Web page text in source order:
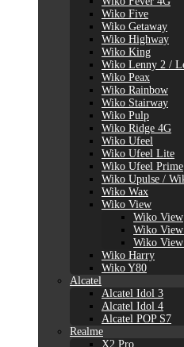
Wiko Five
Wiko Getaway
Wiko Highway
Wiko King
Wiko Lenny 2 /
Wiko Peax
Wiko Rainbow
Wiko Stairway
Wiko Pulp
Wiko Ridge 4G
Wiko Ufeel
Wiko Ufeel Lite
Wiko Ufeel Prime
Wiko Upulse /
Wiko Wax
Wiko View
Wiko View
Wiko
Wiko
Wiko Harry
Wiko Y80
Alcatel
Alcatel Idol 3
Alcatel Idol 4
Alcatel POP S7
Realme
X2 Pro